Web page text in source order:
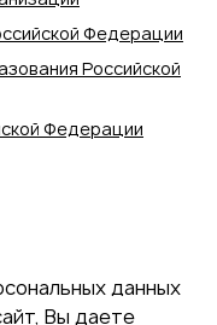
Федерации
Российской
Федерации
данных
Вы даете